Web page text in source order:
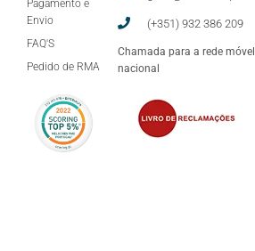
Pagamento e
Envio
FAQ'S
Pedido de RMA
(+351) 932 386 209
Chamada para a rede móvel
nacional